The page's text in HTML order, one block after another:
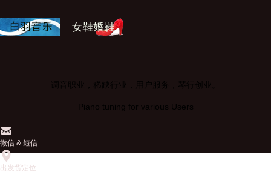
调音职业，稀缺行业，用户服务，琴行创业。
Piano tuning for various Users
󰄸
微信 & 短信
󰅊
出发货定位